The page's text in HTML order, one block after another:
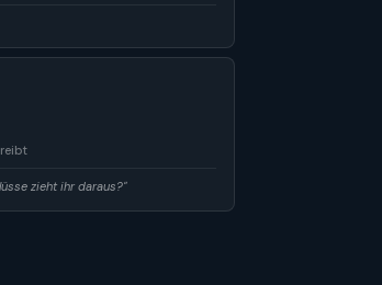
zieht ihr daraus?"